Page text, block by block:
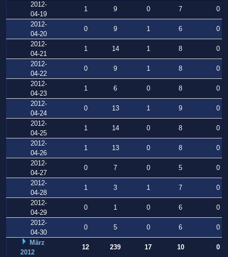
2012-
04-19
1 9 0 7
0
2012-
04-20
0 9 1 6
0
2012-
04-21
1 14 1 8
0
2012-
04-22
0 9 1 8
0
2012-
04-23
1 6 0 8
0
2012-
04-24
0 13 1 9
0
2012-
04-25
1 14 0 8
0
2012-
04-26
1 13 0 8
0
2012-
04-27
0 7 0 5
0
2012-
04-28
1 3 1 7
0
2012-
04-29
0 1 0 6
0
2012-
04-30
0 5 0 6
0
März
2012
12 239 17 10
0